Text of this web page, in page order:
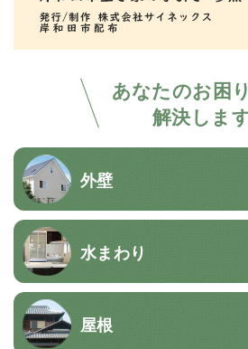
あなたのお困
解決しま
外壁
水まわり
屋根